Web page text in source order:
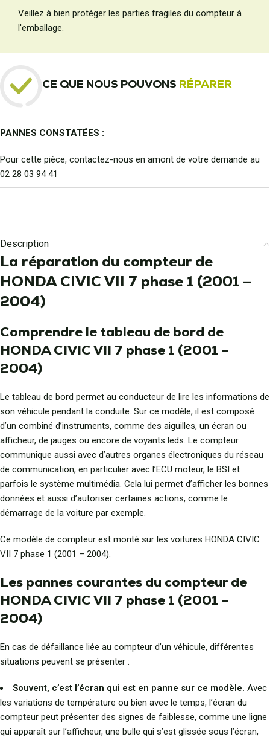
Veillez à bien protéger les parties fragiles du compteur à
l'emballage.
CE QUE NOUS POUVONS RÉPARER
PANNES CONSTATÉES :
Pour cette pièce, contactez-nous en amont de votre demande au
02 28 03 94 41
Description
La réparation du compteur de
HONDA CIVIC VII 7 phase 1 (2001 –
2004)
Comprendre le tableau de bord de
HONDA CIVIC VII 7 phase 1 (2001 –
2004)
Le tableau de bord permet au conducteur de lire les informations de
son véhicule pendant la conduite. Sur ce modèle, il est composé
d’un combiné d’instruments, comme des aiguilles, un écran ou
afficheur, de jauges ou encore de voyants leds. Le compteur
communique aussi avec d’autres organes électroniques du réseau
de communication, en particulier avec l’ECU moteur, le BSI et
parfois le système multimédia. Cela lui permet d’afficher les bonnes
données et aussi d’autoriser certaines actions, comme le
démarrage de la voiture par exemple.
Ce modèle de compteur est monté sur les voitures HONDA CIVIC
VII 7 phase 1 (2001 – 2004).
Les pannes courantes du compteur de
HONDA CIVIC VII 7 phase 1 (2001 –
2004)
En cas de défaillance liée au compteur d’un véhicule, différentes
situations peuvent se présenter :
Souvent, c’est l’écran qui est en panne sur ce modèle. Avec
les variations de température ou bien avec le temps, l’écran du
compteur peut présenter des signes de faiblesse, comme une ligne
qui apparaît sur l’afficheur, une bulle qui s’est glissée sous l’écran,